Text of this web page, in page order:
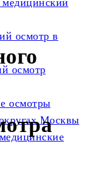
осмотр в
осмотр
осмотры
Москвы